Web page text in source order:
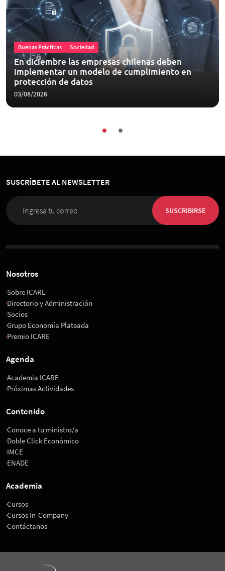
Buenas Prácticas Sociedad
En diciembre las empresas chilenas deben
implementar un modelo de cumplimiento en
protección de datos
03/08/2026
SUSCRÍBETE AL NEWSLETTER
SUSCRIBIRSE
Nosotros
Sobre ICARE
Directorio y Administración
Socios
Grupo Economía Plateada
Premio ICARE
Agenda
Academia ICARE
Próximas Actividades
Contenido
Conoce a tu ministro/a
Doble Click Económico
IMCE
ENADE
Academia
Cursos
Cursos In-Company
Contáctanos